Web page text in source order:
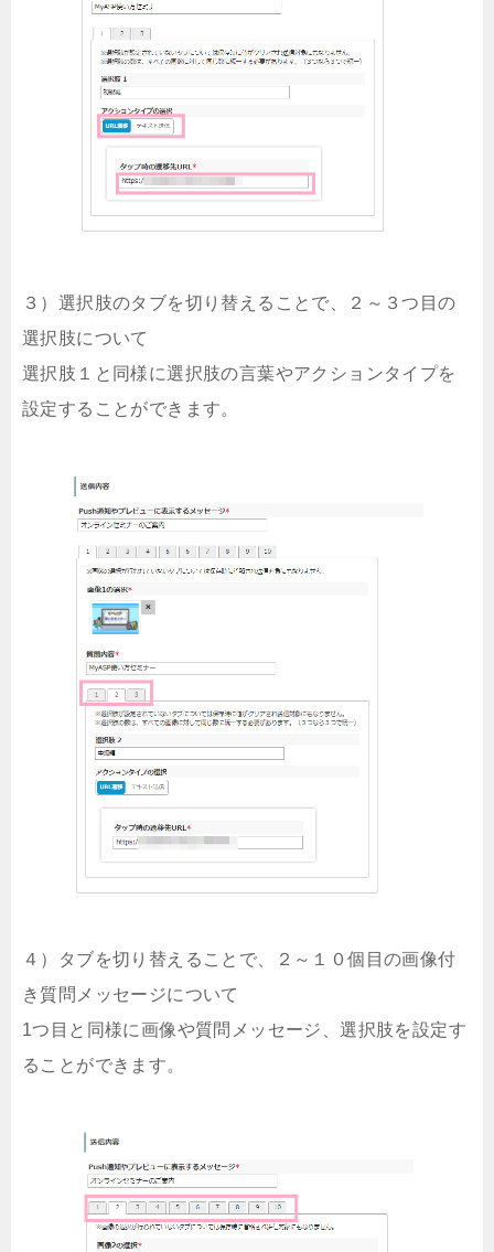
３）選択肢のタブを切り替えることで、２～３つ目の
選択肢について
選択肢１と同様に選択肢の言葉やアクションタイプを
設定することができます。
４）タブを切り替えることで、２～１０個目の画像付
き質問メッセージについて
1つ目と同様に画像や質問メッセージ、選択肢を設定す
ることができます。